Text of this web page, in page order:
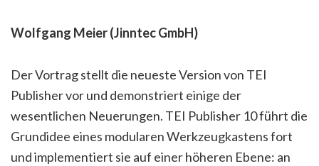
Wolfgang Meier(Jinntec GmbH)
Der Vortrag stellt die neueste Version von TEI
Publisher vor und demonstriert einige der
wesentlichen Neuerungen. TEI Publisher 10 führt die
Grundidee eines modularen Werkzeugkastens fort
und implementiert sie auf einer höheren Ebene: an